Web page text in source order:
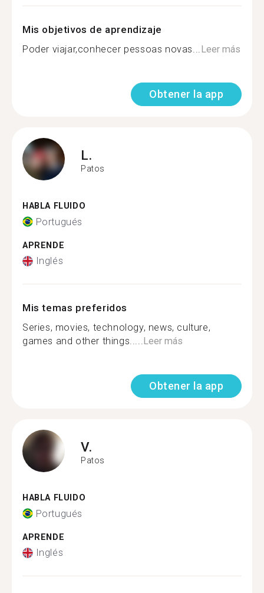
Mis objetivos de aprendizaje
Poder viajar,conhecer pessoas novas...Leer más
Obtener la app
L.
Patos
HABLA FLUIDO
Portugués
APRENDE
Inglés
Mis temas preferidos
Series, movies, technology, news, culture,
games and other things.....Leer más
Obtener la app
V.
Patos
HABLA FLUIDO
Portugués
APRENDE
Inglés